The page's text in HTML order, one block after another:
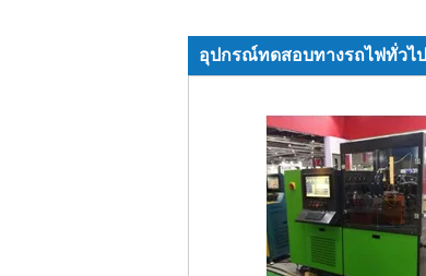
อุปกรณ์ทดสอบทางรถไฟทั่วไป